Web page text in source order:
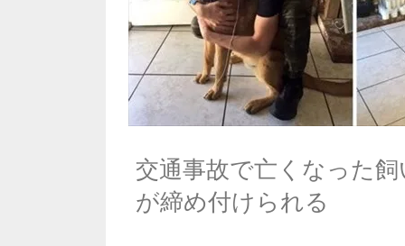
交通事故で亡くなった
が締め付けられる